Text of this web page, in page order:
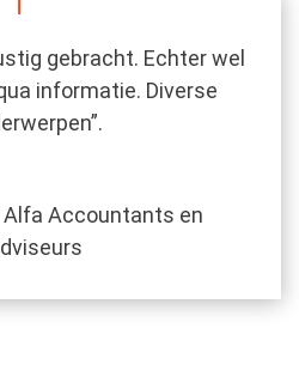
gebracht. Echter wel
informatie. Diverse
Accountants en